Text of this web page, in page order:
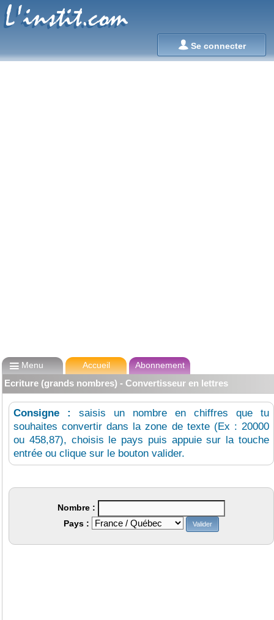
Se connecter
L'instit.com
L'instit.com
Menu Accueil Abonnement
Ecriture (grands nombres) - Convertisseur en lettres
Consigne : saisis un nombre en chiffres que tu
souhaites convertir dans la zone de texte (Ex : 20000
ou 458,87), choisis le pays puis appuie sur la touche
entrée ou clique sur le bouton valider.
Nombre :
Pays :
Valider